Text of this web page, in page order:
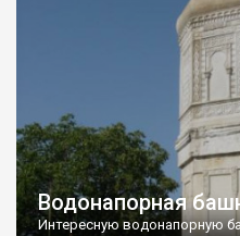
Водонапорная
Интересную водонапорную